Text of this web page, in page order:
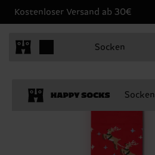
Kostenloser Versand ab 30€
Socken
Socken